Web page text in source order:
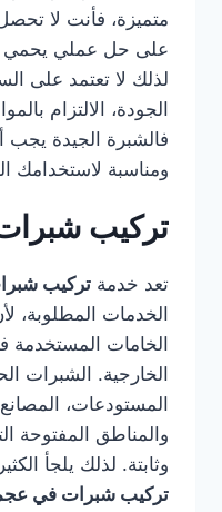
متميزة، فأنت لا
على حل عملي يحمي
لذلك لا تعتمد على
الجودة، الالتزام
فالشبرة الجيدة يجب
ومناسبة لاستخدامك
تركيب
تعد خدمة تركيب
الخدمات المطلوبة،
الخامات المستخدمة
الخارجية. الشبرات
المستودعات،
والمناطق المفتوحة
وثابتة. لذلك يلجأ
تركيب شبرات في